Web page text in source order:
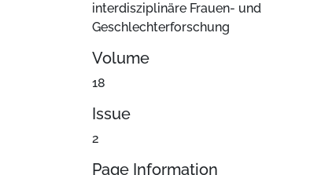
interdisziplinäre Frauen- und
Geschlechterforschung
Volume
18
Issue
2
Page Information